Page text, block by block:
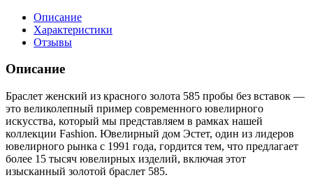
Описание
Характеристики
Отзывы
Описание
Браслет женский из красного золота 585 пробы без вставок —
это великолепный пример современного ювелирного
искусства, который мы представляем в рамках нашей
коллекции Fashion. Ювелирный дом Эстет, один из лидеров
ювелирного рынка с 1991 года, гордится тем, что предлагает
более 15 тысяч ювелирных изделий, включая этот
изысканный золотой браслет 585.